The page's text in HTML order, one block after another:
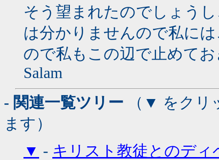
そう望まれたのでしょう
は分かりませんので私に
ので私もこの辺で止めて
Salam
- 関連一覧ツリー （▼ をクリ
ます）
▼ - キリスト教徒とのディ